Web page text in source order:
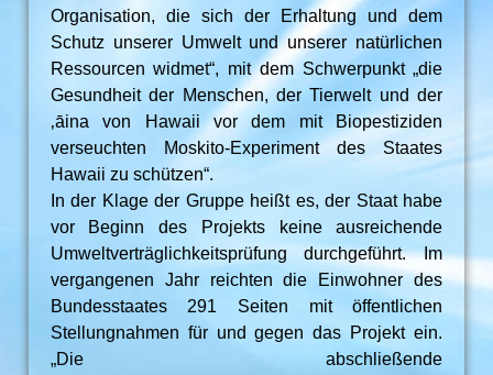
Organisation, die sich der Erhaltung und dem
Schutz unserer Umwelt und unserer natürlichen
Ressourcen widmet“, mit dem Schwerpunkt „die
Gesundheit der Menschen, der Tierwelt und der
‚āina von Hawaii vor dem mit Biopestiziden
verseuchten Moskito-Experiment des Staates
Hawaii zu schützen“.
In der Klage der Gruppe heißt es, der Staat habe
vor Beginn des Projekts keine ausreichende
Umweltverträglichkeitsprüfung durchgeführt. Im
vergangenen Jahr reichten die Einwohner des
Bundesstaates 291 Seiten mit öffentlichen
Stellungnahmen für und gegen das Projekt ein.
„Die abschließende